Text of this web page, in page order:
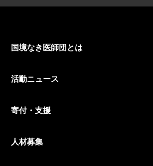
国境なき医師団とは
活動ニュース
寄付・支援
人材募集